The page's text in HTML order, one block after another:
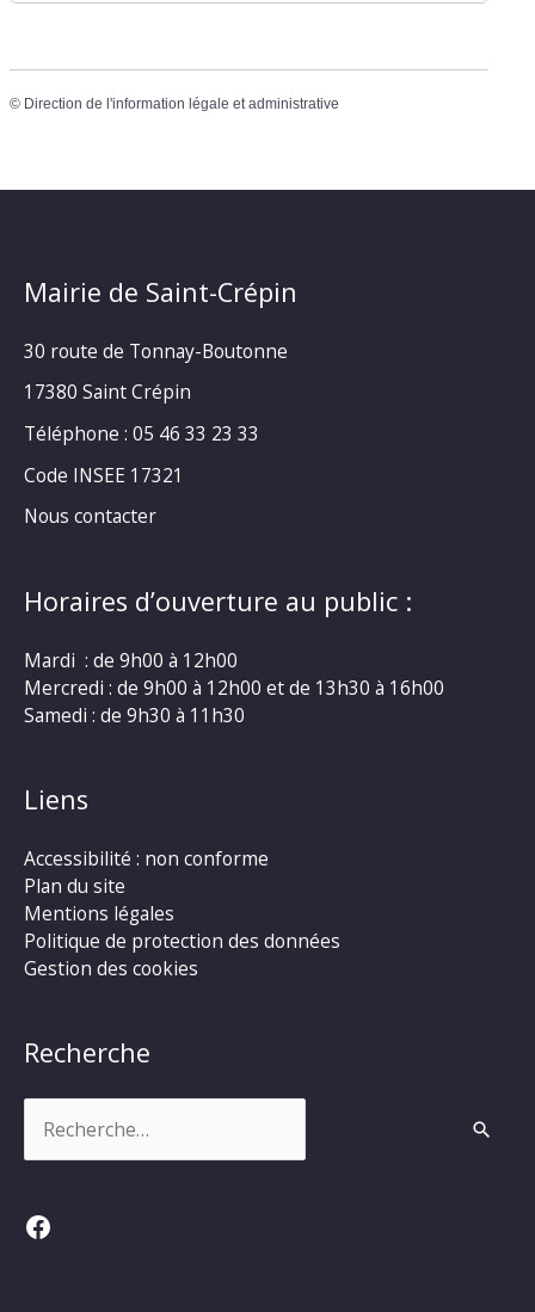
© Direction de l'information légale et administrative
Mairie de Saint-Crépin
30 route de Tonnay-Boutonne
17380 Saint Crépin
Téléphone : 05 46 33 23 33
Code INSEE 17321
Nous contacter
Horaires d’ouverture au public :
Mardi : de 9h00 à 12h00
Mercredi : de 9h00 à 12h00 et de 13h30 à 16h00
Samedi : de 9h30 à 11h30
Liens
Accessibilité : non conforme
Plan du site
Mentions légales
Politique de protection des données
Gestion des cookies
Recherche
Facebook